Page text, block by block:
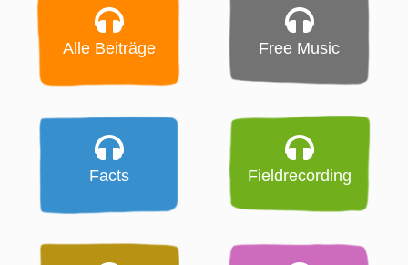
Alle Beiträge Free Music
Facts Fieldrecording